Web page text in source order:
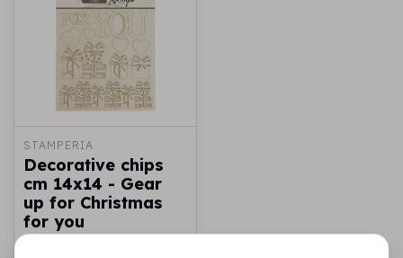
STAMPERIA
Decorative chips
cm 14x14 - Gear
up for Christmas
for you